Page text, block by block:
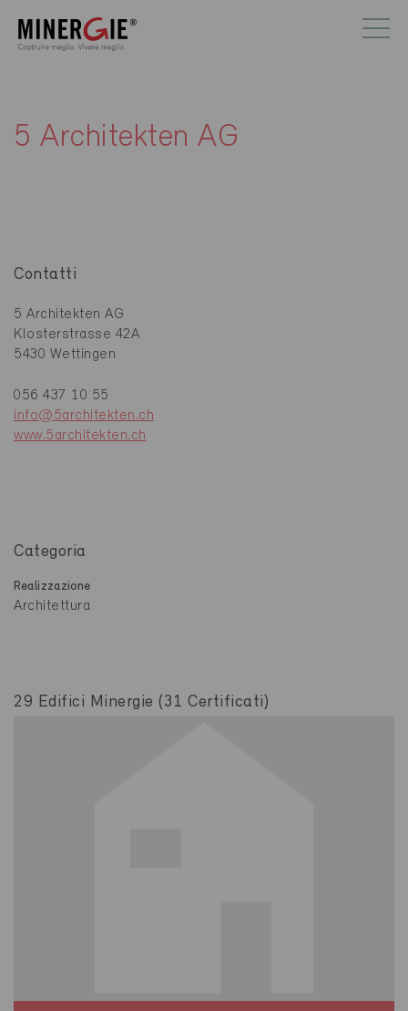
5 Architekten AG
Contatti
5 Architekten AG
Klosterstrasse 42A
5430 Wettingen
056 437 10 55
info@5architekten.ch
www.5architekten.ch
Categoria
Realizzazione
Architettura
29 Edifici Minergie (31 Certificati)